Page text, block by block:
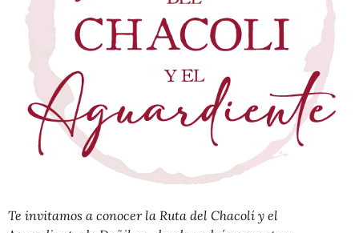
Te invitamos a conocer la Ruta del Chacolí y el